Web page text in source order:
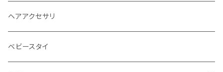
ヘアアクセサリ
ベビースタイ